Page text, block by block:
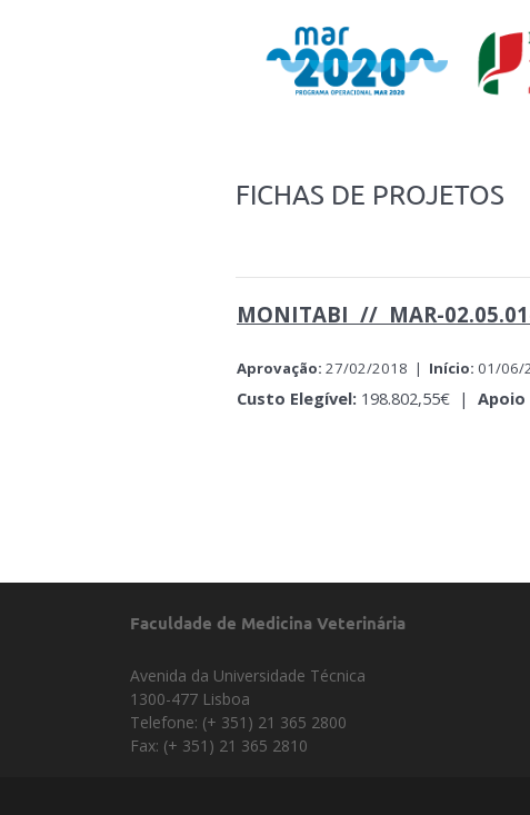
FICHAS DE PROJETOS
MONITABI // MAR-
Aprovação: 27/02/2018 | Início: 01/06/
Custo Elegível: 198.802,55€ | Apoio
Faculdade de Medicina Veterinária
Avenida da Universidade Técnica
1300-477 Lisboa
Telefone: (+ 351) 21 365 2800
Fax: (+ 351) 21 365 2810